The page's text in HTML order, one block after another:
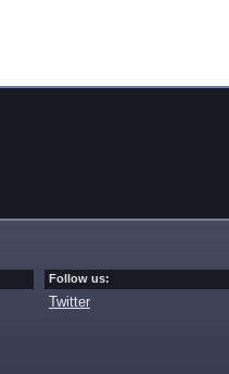
Follow us:
Twitter